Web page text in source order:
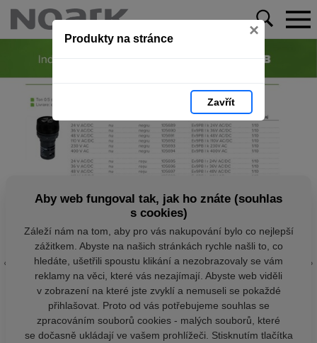
Produkty na stránce ×
Zavřít
Aby web fungoval tak, jak ho znáte (souhlas
s cookies)
Záleží nám na tom, aby pro vás nakupování bylo co nejlepší
zážitkem. Abyste na našich stránkách rychle našli to, co
hledáte, ušetřili spoustu klikání a nezobrazovaly se vám
reklamy na věci, které vás nezajímají. Abyste web viděli
v zobrazení na které jste zvyklí a nemuseli se pokaždé
přihlašovat. Proto od vás potřebujeme souhlas se
zpracováním souborů cookies - malých souborů, které
se dočasně ukládají ve vašem prohlížeči. Stisknutím tlačítka